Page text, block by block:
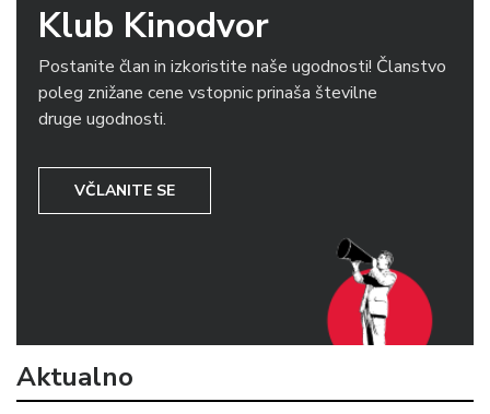
Klub Kinodvor
Postanite član in izkoristite naše ugodnosti! Članstvo
poleg znižane cene vstopnic prinaša številne
druge ugodnosti.
VČLANITE SE
Aktualno